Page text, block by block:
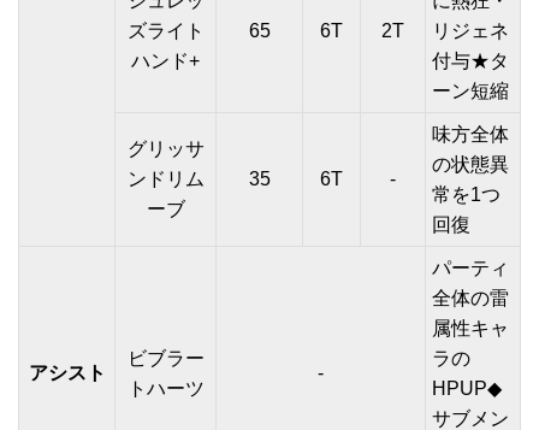
ズライト
ハンド+
65 6T 2T
リジェネ
付与★タ
ーン短縮
グリッサ
ンドリム
ーブ
35 6T -
味方全体
の状態異
常を1つ
回復
アシスト
ビブラー
トハーツ
-
パーティ
全体の雷
属性キャ
ラの
HPUP◆
サブメン